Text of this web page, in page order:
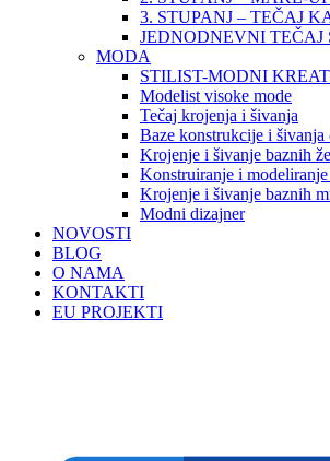
3. STUPANJ – TEČAJ
JEDNODNEVNI TEČAJ
MODA
STILIST-MODNI
Modelist visoke mode
Tečaj krojenja i šivanja
Baze konstrukcije i šivanja
Krojenje i šivanje baznih
Konstruiranje i
Krojenje i šivanje baznih
Modni dizajner
NOVOSTI
BLOG
O NAMA
KONTAKTI
EU PROJEKTI